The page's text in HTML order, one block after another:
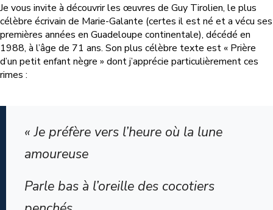
Je vous invite à découvrir les œuvres de Guy Tirolien, le plus
célèbre écrivain de Marie-Galante (certes il est né et a vécu ses
premières années en Guadeloupe continentale), décédé en
1988, à l’âge de 71 ans. Son plus célèbre texte est « Prière
d’un petit enfant nègre » dont j’apprécie particulièrement ces
rimes :
« Je préfère vers l’heure où la lune
amoureuse
Parle bas à l’oreille des cocotiers